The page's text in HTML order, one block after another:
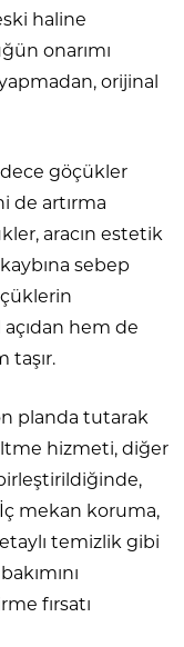
haline
onarımı
orijinal
göçükler
de artırma
aracın estetik
sebep
açıdan hem de
taşır.
planda tutarak
hizmeti, diğer
mekan koruma,
temizlik gibi
fırsatı